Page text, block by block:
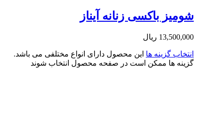
باکسی زنانه آیناز
ریال
گزینه ها این محصول دارای انواع مختلفی می باشد.
ها ممکن است در صفحه محصول انتخاب شوند